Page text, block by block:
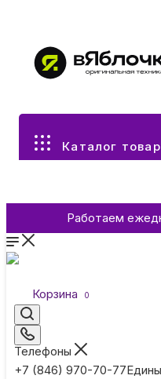
Каталог
Работаем
Корзина 0
Телефоны
+7 (846) 970-70-77
Все разделы каталога